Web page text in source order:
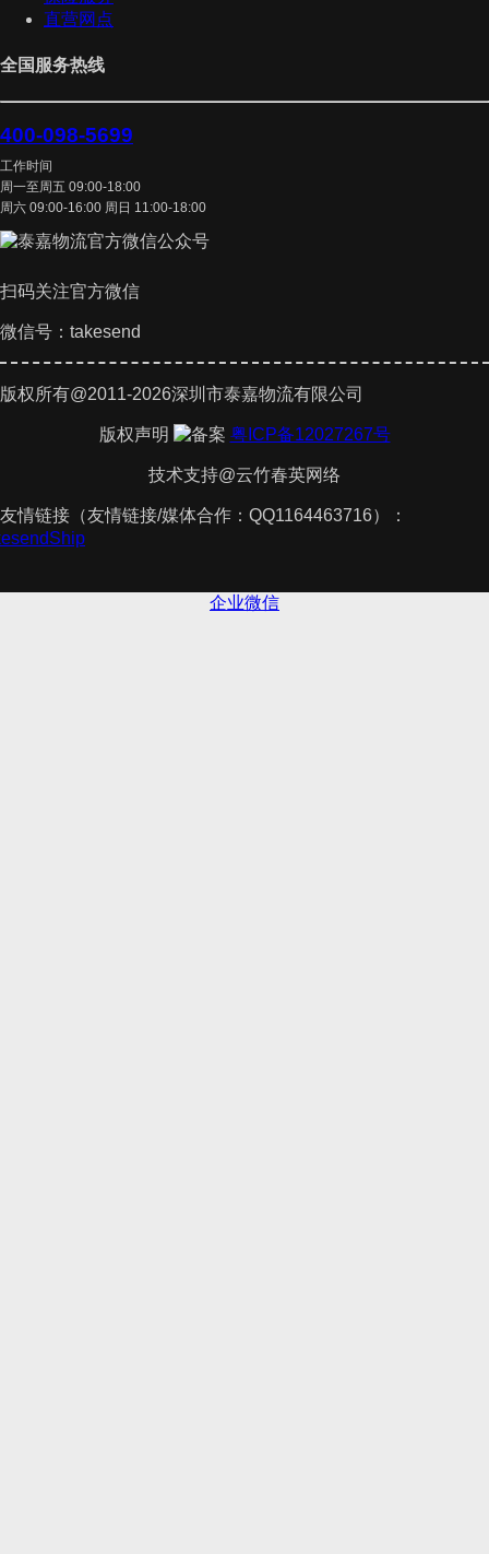
直营网点
全国服务热线
400-098-5699
工作时间
周一至周五 09:00-18:00
周六 09:00-16:00 周日 11:00-18:00
扫码关注官方微信
微信号：takesend
版权所有@2011-2026深圳市泰嘉物流有限公司
版权声明 粤ICP备12027267号
技术支持@云竹春英网络
友情链接（友情链接/媒体合作：QQ1164463716）：
企业微信